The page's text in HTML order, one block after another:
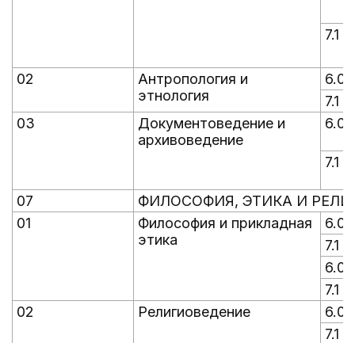
7.1
02
Антропология и
этнология
6.0
7.1
03
Документоведение и
архивоведение
6.0
7.1
07
ФИЛОСОФИЯ, ЭТИКА И
01
Философия и прикладная
этика
6.0
7.1
6.0
7.1
02
Религиоведение
6.0
7.1